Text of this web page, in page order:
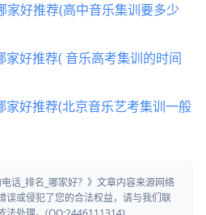
家好推荐(高中音乐集训要多少
好推荐( 音乐高考集训的时间
家好推荐(北京音乐艺考集训一般
话_排名_哪家好？》文章内容来源网络
误或侵犯了您的合法权益，请与我们联